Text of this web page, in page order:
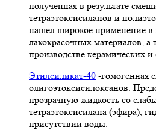
полученная в результате
тетpаэтоксисиланов и
нашел широкое применение в
лакокрасочных материалов, а
производстве керамических
Этилсиликат-40 -гомогенная
олигоэтоксисилоксанов.
прозрачную жидкость со
тетраэтоксисилана (эфира),
присутствии воды.